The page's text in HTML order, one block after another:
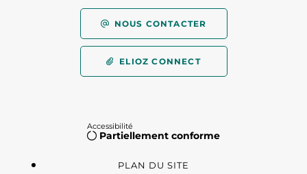
NOUS CONTACTER
ELIOZ CONNECT
Accessibilité
Partiellement conforme
PLAN DU SITE